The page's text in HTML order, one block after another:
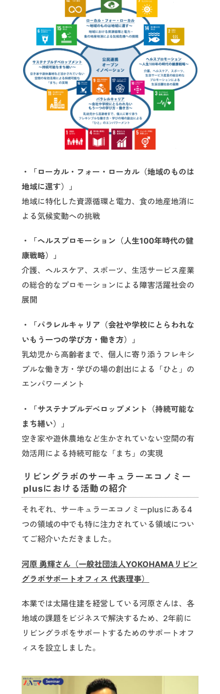
・「ローカル・フォー・ローカル（地域のものは
地域に還す）」
地域に特化した資源循環と電力、食の地産地消に
よる気候変動への挑戦
・「ヘルスプロモーション（人生100年時代の健
康戦略）」
介護、ヘルスケア、スポーツ、生活サービス産業
の総合的なプロモーションによる障害活躍社会の
展開
・「パラレルキャリア（会社や学校にとらわれな
いもう一つの学び方・働き方）」
乳幼児から高齢者まで、個人に寄り添うフレキシ
ブルな働き方・学びの場の創出による「ひと」の
エンパワーメント
・「サステナブルデベロップメント（持続可能な
まち繕い）」
空き家や遊休農地など生かされていない空間の有
効活用による持続可能な「まち」の実現
リビングラボのサーキュラーエコノミー
plusにおける活動の紹介
それぞれ、サーキュラーエコノミーplusにある4
つの領域の中でも特に注力されている領域につい
てご紹介いただきました。
河原 勇輝さん（一般社団法人YOKOHAMAリビン
グラボサポートオフィス 代表理事）
本業では太陽住建を経営している河原さんは、各
地域の課題をビジネスで解決するため、2年前に
リビングラボをサポートするためのサポートオフ
ィスを設立しました。